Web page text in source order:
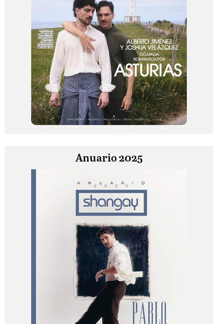
Anuario 2025